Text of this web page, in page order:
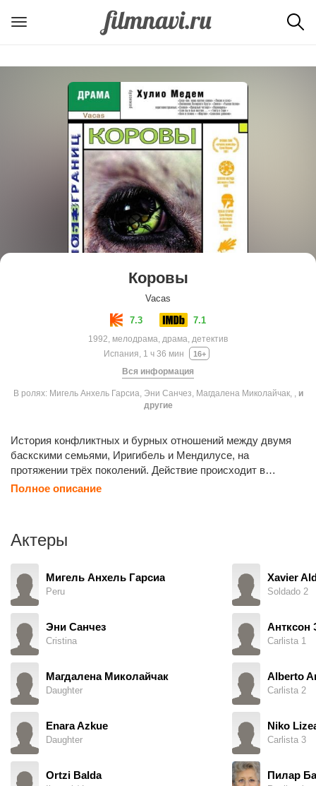
Коровы
Vacas
7.3 7.1
1992, мелодрама, драма, детектив
Испания, 1 ч 36 мин
16+
Вся информация
В ролях: Мигель Анхель Гарсиа, Эни Санчез, Магдалена Миколайчак, , и
другие
История конфликтных и бурных отношений между двумя
баскскими семьями, Иригибель и Мендилусе, на
протяжении трёх поколений. Действие происходит в
маленькой долине Гипускоан, где обе семьи живут по
Полное описание
Актеры
Мигель Анхель Гарсиа
Peru
Эни Санчез
Cristina
Магдалена Миколайчак
Daughter
Enara Azkue
Daughter
Ortzi Balda
Xavier
Soldado 2
Антксон
Carlista 1
Alberto
Carlista 2
Niko
Carlista 3
Пилар